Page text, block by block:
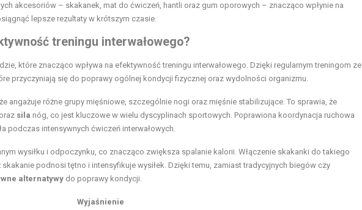
akcesoriów – skakanek, mat do ćwiczeń, hantli oraz gum oporowych – znacząco wpłynie na
lepsze rezultaty w krótszym czasie.
treningu interwałowego?
które znacząco wpływa na efektywność treningu interwałowego. Dzięki regularnym treningom ze
przyczyniają się do poprawy ogólnej kondycji fizycznej oraz wydolności organizmu.
angażuje różne grupy mięśniowe, szczególnie nogi oraz mięśnie stabilizujące. To sprawia, że
oraz sila nóg, co jest kluczowe w wielu dyscyplinach sportowych. Poprawiona koordynacja ruchowa
podczas intensywnych ćwiczeń interwałowych.
wysiłku i odpoczynku, co znacząco zwiększa spalanie kalorii. Włączenie skakanki do takiego
podnosi tętno i intensyfikuje wysiłek. Dzięki temu, zamiast tradycyjnych biegów czy
alternatywy do poprawy kondycji.
Wyjaśnienie